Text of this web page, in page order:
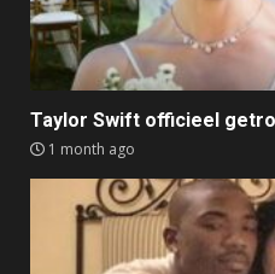
Taylor Swift officieel
1 month ago